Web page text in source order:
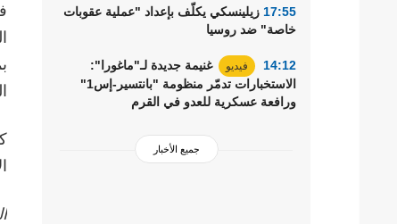
17:55 زيلينسكي يكلّف بإعداد "عملية عقوبات
خاصة" ضد روسيا
14:12 فيديو
غنيمة جديدة لـ"ماغورا":
الاستخبارات تدمّر منظومة "بانتسير-إس1"
ورافعة عسكرية للعدو في القرم
جميع الأخبار